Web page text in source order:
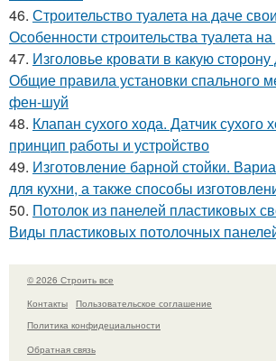
46. Строительство туалета на даче
Особенности строительства туалета
47. Изголовье кровати в какую
Общие правила установки спального
фен-шуй
48. Клапан сухого хода. Датчик сухого
принцип работы и устройство
49. Изготовление барной стойки.
для кухни, а также способы
50. Потолок из панелей пластиковых
Виды пластиковых потолочных
© 2026 Строить все
Контакты
Пользовательское соглашение
Политика конфидециальности
Обратная связь